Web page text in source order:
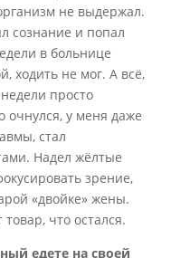
не выдержал.
сознание и попал
в больнице
ходить не мог. А всё,
просто
очнулся, у меня даже
стал
Надел жёлтые
зрение,
«двойке» жены.
что остался.
едете на своей